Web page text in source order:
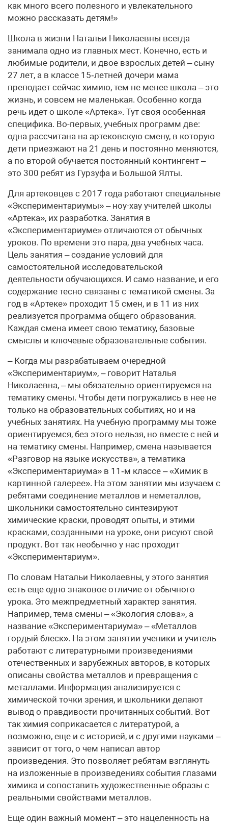
как много всего полезного и увлекательного
можно рассказать детям!»
Школа в жизни Натальи Николаевны всегда
занимала одно из главных мест. Конечно, есть и
любимые родители, и двое взрослых детей – сыну
27 лет, а в классе 15‑летней дочери мама
преподает сейчас химию, тем не менее школа – это
жизнь, и совсем не маленькая. Особенно когда
речь идет о школе «Артека». Тут своя особенная
специфика. Во-первых, учебных программ две:
одна рассчитана на артековскую смену, в которую
дети приезжают на 21 день и постоянно меняются,
а по второй обучается постоянный контингент –
это 300 ребят из Гурзуфа и Большой Ялты.
Для артековцев с 2017 года работают специальные
«Экспериментариумы» – ноу-хау учителей школы
«Артека», их разработка. Занятия в
«Экспериментариуме» отличаются от обычных
уроков. По времени это пара, два учебных часа.
Цель занятия – создание условий для
самостоятельной исследовательской
деятельности обучающихся. И само название, и его
содержание тесно связаны с тематикой смены. За
год в «Артеке» проходит 15 смен, и в 11 из них
реализуется программа общего образования.
Каждая смена имеет свою тематику, базовые
смыслы и ключевые образовательные события.
– Когда мы разрабатываем очередной
«Экспериментариум», – говорит Наталья
Николаевна, – мы обязательно ориентируемся на
тематику смены. Чтобы дети погружались в нее не
только на образовательных событиях, но и на
учебных занятиях. На учебную программу мы тоже
ориентируемся, без этого нельзя, но вместе с ней и
на тематику смены. Например, смена называется
«Разговор на языке искусства», а тематика
«Экспериментариума» в 11‑м классе – «Химик в
картинной галерее». На этом занятии мы изучаем с
ребятами соединение металлов и неметаллов,
школьники самостоятельно синтезируют
химические краски, проводят опыты, и этими
красками, созданными на уроке, они рисуют свой
продукт. Вот так необычно у нас проходит
«Экспериментариум».
По словам Натальи Николаевны, у этого занятия
есть еще одно знаковое отличие от обычного
урока. Это межпредметный характер занятия.
Например, тема смены – «Экология слова», а
название «Экспериментариума» – «Металлов
гордый блеск». На этом занятии ученики и учитель
работают с литературными произведениями
отечественных и зарубежных авторов, в которых
описаны свойства металлов и превращения с
металлами. Информация анализируется с
химической точки зрения, и школьники делают
вывод о правдивости прочитанных событий. Вот
так химия соприкасается с литературой, а
возможно, еще и с историей, и с другими науками –
зависит от того, о чем написал автор
произведения. Это позволяет ребятам взглянуть
на изложенные в произведениях события глазами
химика и сопоставить художественные образы с
реальными свойствами металлов.
Еще один важный момент – это нацеленность на